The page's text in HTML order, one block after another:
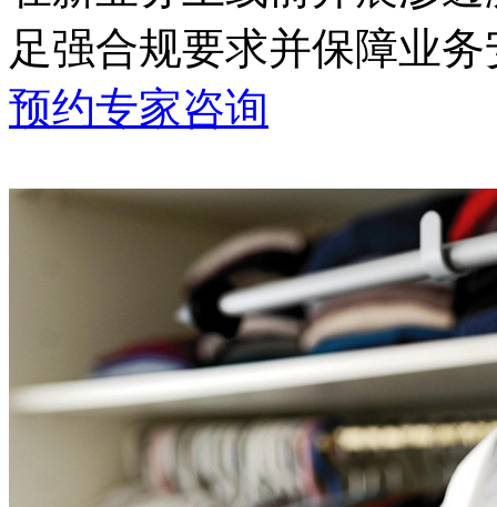
足强合规要求并保障业务
预约专家咨询